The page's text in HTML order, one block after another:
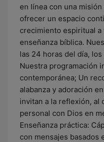
en línea con una
ofrecer un espacio
crecimiento espiritual a
enseñanza bíblica.
las 24 horas del día,
Nuestra programación
contemporánea; Un
alabanza y adoración
invitan a la reflexión, al
personal con Dios en
Enseñanza práctica:
con mensajes basados